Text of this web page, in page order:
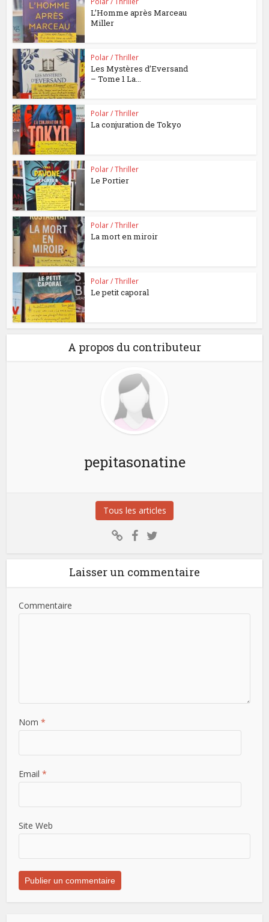
L’Homme après Marceau
Miller
Polar / Thriller
Les Mystères d’Eversand
– Tome 1 La...
Polar / Thriller
La conjuration de Tokyo
Polar / Thriller
Le Portier
Polar / Thriller
La mort en miroir
Polar / Thriller
Le petit caporal
A propos du contributeur
pepitasonatine
Tous les articles
Laisser un commentaire
Commentaire
Nom *
Email *
Site Web